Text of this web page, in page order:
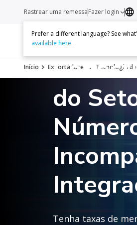
Serviços
Rastrear uma remessaFazer login
Prefer a different language? See
available here.
Início Exportadores Tecnologia
do
Tenha taxas de